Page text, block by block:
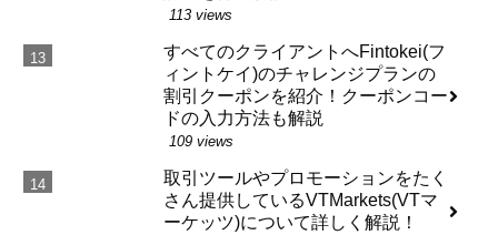
113 views
すべてのクライアントへFintokei(フ
ィントケイ)のチャレンジプランの
割引クーポンを紹介！クーポンコー
ドの入力方法も解説
109 views
取引ツールやプロモーションをたく
さん提供しているVTMarkets(VTマ
ーケッツ)について詳しく解説！